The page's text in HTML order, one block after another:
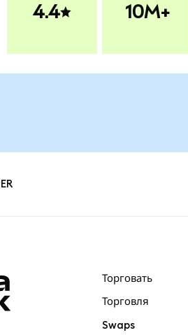
4.4 10M+
Торговать
Торговля
Swaps